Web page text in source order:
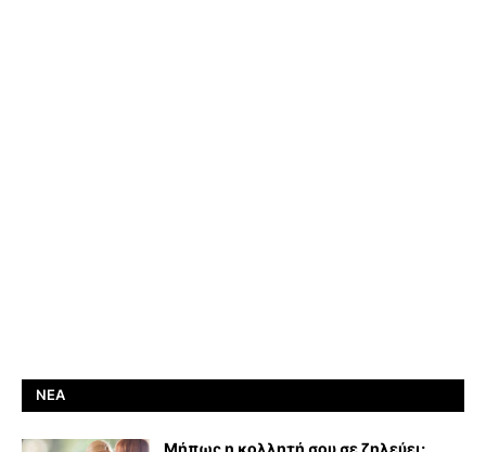
ΝΈΑ
Μήπως η κολλητή σου σε ζηλεύει;